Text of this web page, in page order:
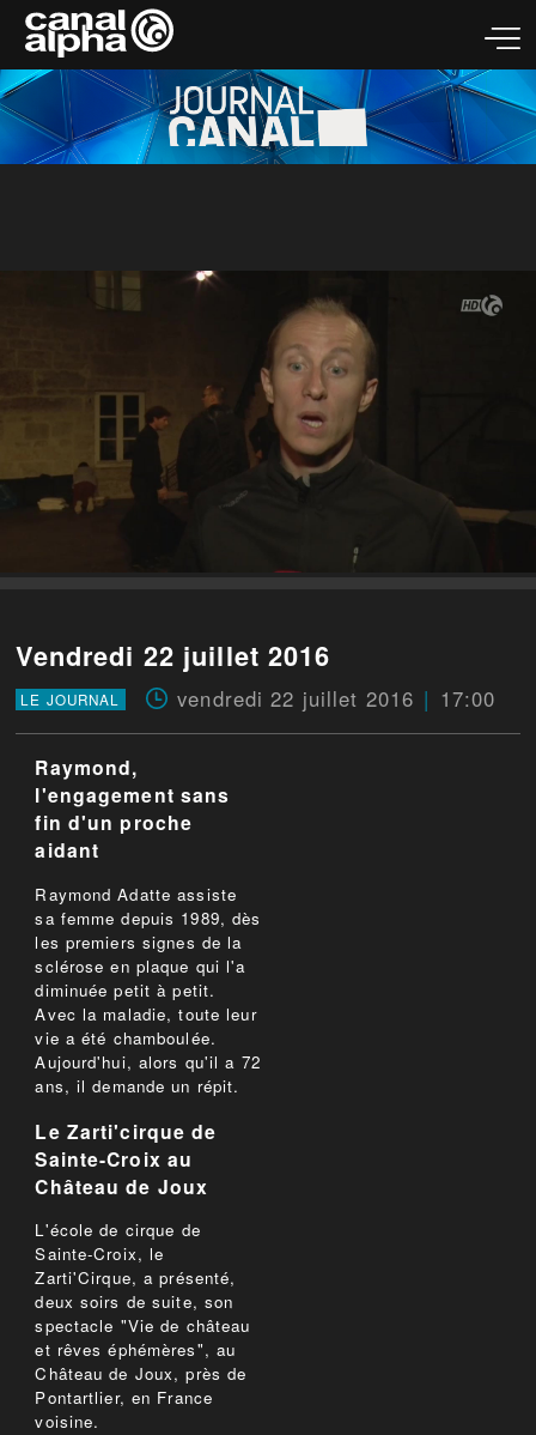
Vendredi 22 juillet 2016
LE JOURNAL vendredi 22 juillet 2016 17:00
Raymond,
l'engagement sans
fin d'un proche
aidant
Raymond Adatte assiste
sa femme depuis 1989, dès
les premiers signes de la
sclérose en plaque qui l'a
diminuée petit à petit.
Avec la maladie, toute leur
vie a été chamboulée.
Aujourd'hui, alors qu'il a 72
ans, il demande un répit.
Le Zarti'cirque de
Sainte-Croix au
Château de Joux
L'école de cirque de
Sainte-Croix, le
Zarti'Cirque, a présenté,
deux soirs de suite, son
spectacle "Vie de château
et rêves éphémères", au
Château de Joux, près de
Pontartlier, en France
voisine.